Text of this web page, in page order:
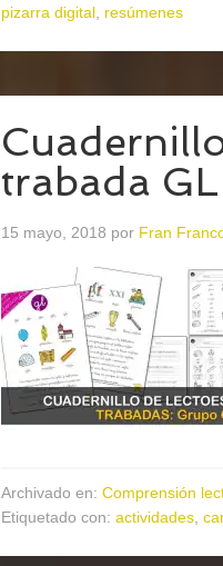
pizarra digital resúmenes
trabada GL
15 mayo, 2018 por Fran
Archivado en: Comprensión
Etiquetado con: actividades